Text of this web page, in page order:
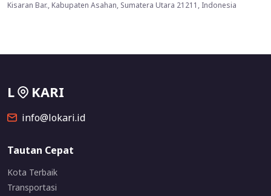
Kisaran Bar., Kabupaten Asahan, Sumatera Utara 21211, Indonesia
L KARI
info@lokari.id
Tautan Cepat
Kota Terbaik
Transportasi